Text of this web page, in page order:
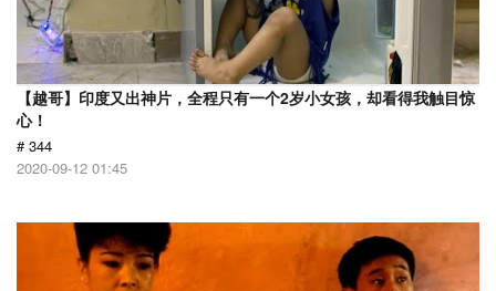
【越哥】印度又出神片，全程只有一个2岁小女孩，却看得我触目惊
心！
# 344
2020-09-12 01:45